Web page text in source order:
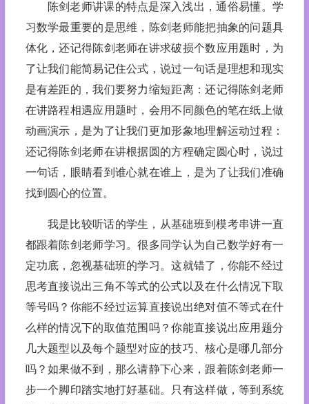
陈剑老师讲课的特点是深入浅出，通俗易懂。学
习数学最重要的是思维，陈剑老师能把抽象的问题具
体化，还记得陈剑老师在讲求破损个数应用题时，为
了让我们能简易记住公式，说过一句话是理想和现实
是有差距的，我们要努力缩短距离：还记得陈剑老师
在讲路程相遇应用题时，会用不同颜色的笔在纸上做
动画演示，是为了让我们更加形象地理解运动过程：
还记得陈剑老师在讲根据圆的方程确定圆心时，说过
一句话，眼睛看到谁心就在谁上，是为了让我们准确
找到圆心的位置。
我是比较听话的学生，从基础班到模考串讲一直
都跟着陈剑老师学习。很多同学认为自己数学好有一
定功底，忽视基础班的学习。这就错了，你能不经过
思考直接说出三角不等式的公式以及在什么情况下取
等号吗？你能不经过运算直接说出绝对值不等式在什
么样的情况下的取值范围吗？你能直接说出应用题分
几大题型以及每个题型对应的技巧、核心是哪几部分
吗？如果做不到，那么请静下心来，跟着陈剑老师一
步一个脚印踏实地打好基础。只有这样做，等到系统